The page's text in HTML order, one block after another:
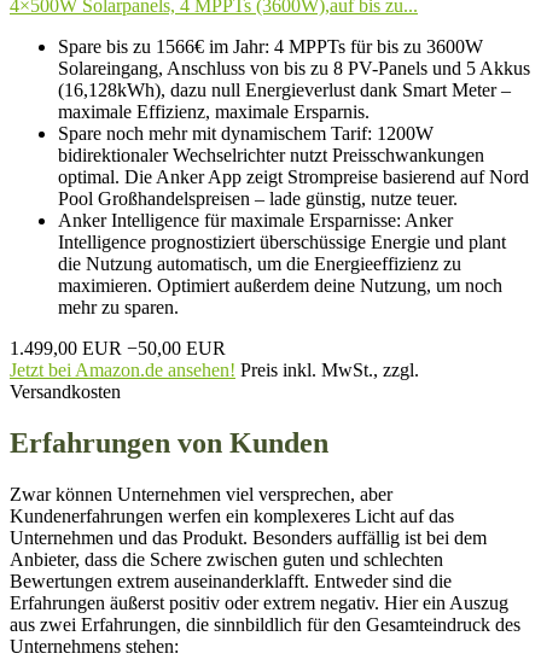
4×500W Solarpanels, 4 MPPTs (3600W),auf bis zu...
Spare bis zu 1566€ im Jahr: 4 MPPTs für bis zu 3600W
Solareingang, Anschluss von bis zu 8 PV-Panels und 5 Akkus
(16,128kWh), dazu null Energieverlust dank Smart Meter –
maximale Effizienz, maximale Ersparnis.
Spare noch mehr mit dynamischem Tarif: 1200W
bidirektionaler Wechselrichter nutzt Preisschwankungen
optimal. Die Anker App zeigt Strompreise basierend auf Nord
Pool Großhandelspreisen – lade günstig, nutze teuer.
Anker Intelligence für maximale Ersparnisse: Anker
Intelligence prognostiziert überschüssige Energie und plant
die Nutzung automatisch, um die Energieeffizienz zu
maximieren. Optimiert außerdem deine Nutzung, um noch
mehr zu sparen.
1.499,00 EUR −50,00 EUR
Jetzt bei Amazon.de ansehen! Preis inkl. MwSt., zzgl.
Versandkosten
Erfahrungen von Kunden
Zwar können Unternehmen viel versprechen, aber
Kundenerfahrungen werfen ein komplexeres Licht auf das
Unternehmen und das Produkt. Besonders auffällig ist bei dem
Anbieter, dass die Schere zwischen guten und schlechten
Bewertungen extrem auseinanderklafft. Entweder sind die
Erfahrungen äußerst positiv oder extrem negativ. Hier ein Auszug
aus zwei Erfahrungen, die sinnbildlich für den Gesamteindruck des
Unternehmens stehen: